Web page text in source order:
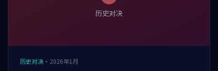
历史对决
历史对决 · 2026年1月